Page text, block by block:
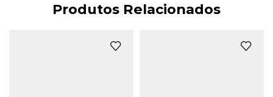
Produtos Relacionados